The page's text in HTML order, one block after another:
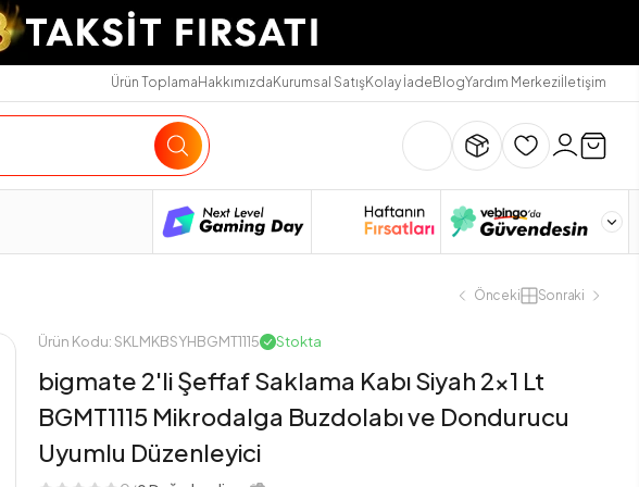
Ürün ToplamaHakkımızdaKurumsal SatışKolay İadeBlogYardım Merkeziİletişim
Önceki Sonraki
Ürün Kodu: SKLMKBSYHBGMT1115 Stokta
bigmate 2'li Şeffaf Saklama Kabı Siyah 2x1 Lt
BGMT1115 Mikrodalga Buzdolabı ve Dondurucu
Uyumlu Düzenleyici
Değerlendirmeler